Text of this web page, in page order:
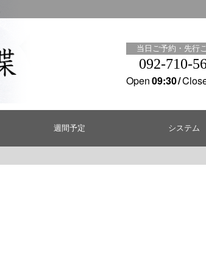
当日ご予約・先行
092-710-
Open09:30
週間予定 システム